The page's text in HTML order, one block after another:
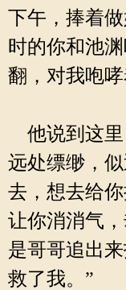
下午，捧着
时的你和池
翻，对我咆
他说到这里
远处缥缈，
去，想去给
让你消消气
是哥哥追出
救了我。”